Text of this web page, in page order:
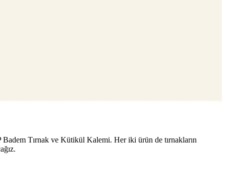
Tırnak ve Kütikül Kalemi. Her iki ürün de tırnakların